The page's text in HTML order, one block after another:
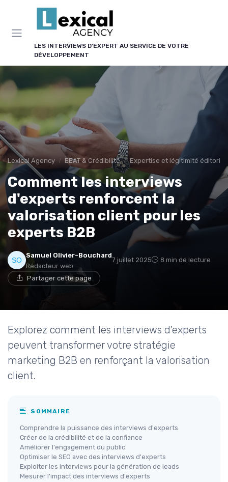
LES INTERVIEWS D'EXPERT AU SERVICE DE VOTRE
DÉVELOPPEMENT
Lexical Agency EEAT & Crédibilité Expertise et légitimité
Comment les interviews
d'experts renforcent la
valorisation client pour les
experts B2B
Samuel Olivier-Bouchard
Rédacteur web
7 juillet 2025 8 min de lecture
Partager cette page
Explorez comment les interviews d'experts
peuvent transformer votre stratégie
marketing B2B en renforçant la valorisation
client.
SOMMAIRE
Comprendre la puissance des interviews d'experts
Créer de la crédibilité et de la confiance
Améliorer l'engagement du public
Optimiser le SEO avec des interviews d'experts
Exploiter les interviews pour la génération de leads
Mesurer l'impact des interviews d'experts
Panneau de gestion des cookies